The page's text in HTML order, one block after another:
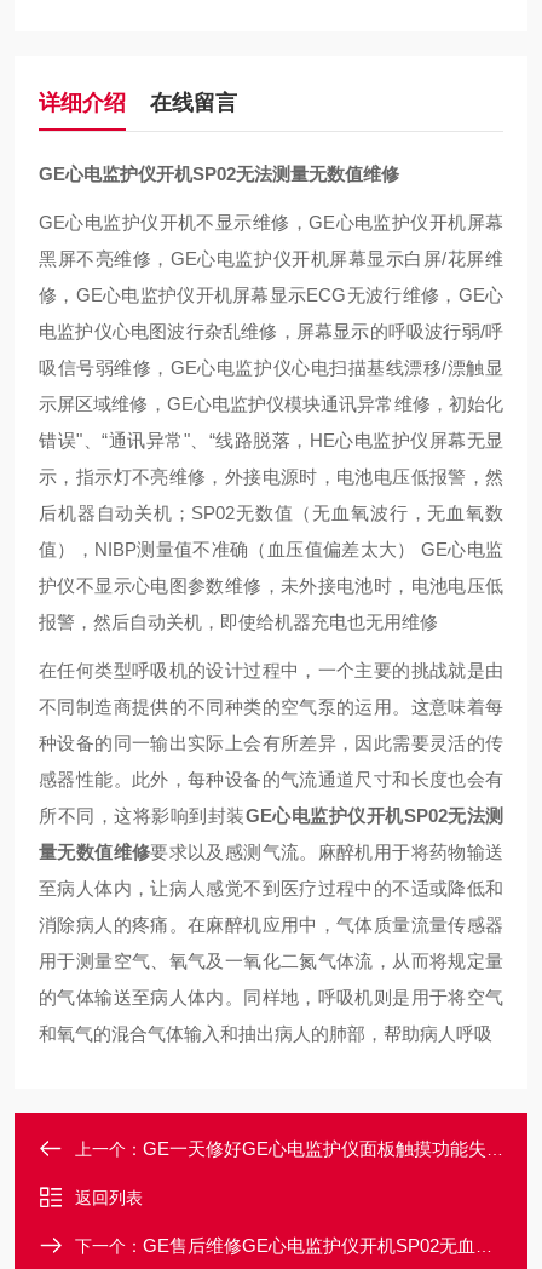
详细介绍 在线留言
GE心电监护仪开机SP02无法测量无数值维修
GE心电监护仪开机不显示维修，GE心电监护仪开机屏幕
黑屏不亮维修，GE心电监护仪开机屏幕显示白屏/花屏维
修，GE心电监护仪开机屏幕显示ECG无波行维修，GE心
电监护仪心电图波行杂乱维修，屏幕显示的呼吸波行弱/呼
吸信号弱维修，GE心电监护仪心电扫描基线漂移/漂触显
示屏区域维修，GE心电监护仪模块通讯异常维修，初始化
错误"、“通讯异常"、“线路脱落，HE心电监护仪屏幕无显
示，指示灯不亮维修，外接电源时，电池电压低报警，然
后机器自动关机；SP02无数值（无血氧波行，无血氧数
值），NIBP测量值不准确（血压值偏差太大） GE心电监
护仪不显示心电图参数维修，未外接电池时，电池电压低
报警，然后自动关机，即使给机器充电也无用维修
在任何类型呼吸机的设计过程中，一个主要的挑战就是由
不同制造商提供的不同种类的空气泵的运用。这意味着每
种设备的同一输出实际上会有所差异，因此需要灵活的传
感器性能。此外，每种设备的气流通道尺寸和长度也会有
所不同，这将影响到封装GE心电监护仪开机SP02无法测
量无数值维修要求以及感测气流。 麻醉机用于将药物输送
至病人体内，让病人感觉不到医疗过程中的不适或降低和
消除病人的疼痛。在麻醉机应用中，气体质量流量传感器
用于测量空气、氧气及一氧化二氮气体流，从而将规定量
的气体输送至病人体内。同样地，呼吸机则是用于将空气
和氧气的混合气体输入和抽出病人的肺部，帮助病人呼吸
上一个： GE一天修好GE心电监护仪面板触摸功能失灵不灵故障维修
返回列表
下一个： GE售后维修GE心电监护仪开机SP02无血氧波行显示维修